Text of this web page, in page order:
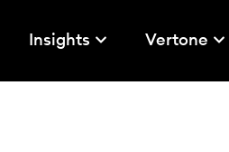
Insights Vertone